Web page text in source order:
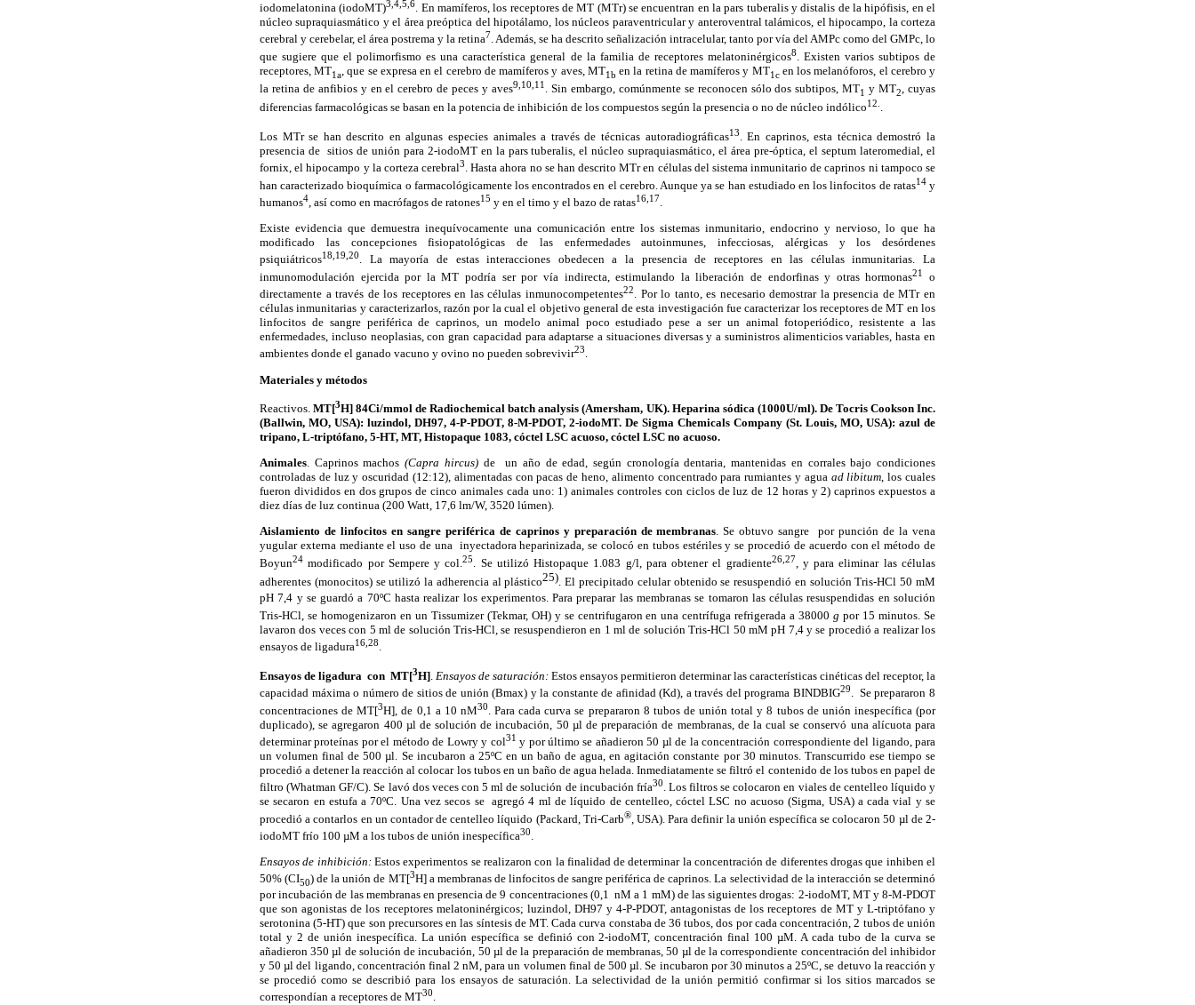
iodomelatonina (iodoMT)3,4,5,6 . En mamíferos, los receptores de MT (MTr) se encuentran en la pars tuberalis y distalis de la hipófisis, en el
núcleo supraquiasmático y el área preóptica del hipotálamo, los núcleos paraventricular y anteroventral talámicos, el hipocampo, la corteza
cerebral y cerebelar, el área postrema y la retina7. Además, se ha descrito señalización intracelular, tanto por vía del AMPc como del GMPc, lo
que sugiere que el polimorfismo es una característica general de la familia de receptores melatoninérgicos8
. Existen varios subtipos de
receptores, MT1a , que se expresa en el cerebro de mamíferos y aves, MT1ben la retina de mamíferos y MT1c en los melanóforos, el cerebro y
la retina de anfibios y en el cerebro de peces y aves9,10,11 . Sin embargo, comúnmente se reconocen sólo dos subtipos, MT1y MT2, cuyas
diferencias farmacológicas se basan en la potencia de inhibición de los compuestos según la presencia o no de núcleo indólico12. .
Los MTr se han descrito en algunas especies animales a través de técnicas autoradiográficas13
. En caprinos, esta técnica demostró la
presencia de sitios de unión para 2-iodoMT en la pars tuberalis, el núcleo supraquiasmático, el área pre-óptica, el septum lateromedial, el
fornix, el hipocampo y la corteza cerebral3. Hasta ahora no se han descrito MTr en células del sistema inmunitario de caprinos ni tampoco se
han caracterizado bioquímica o farmacológicamente los encontrados en el cerebro. Aunque ya se han estudiado en los linfocitos de ratas14y
humanos4 , así como en macrófagos de ratones15 y en el timo y el bazo de ratas16,17
Existe evidencia que demuestra inequívocamente una comunicación entre los sistemas inmunitario, endocrino y nervioso, lo que ha
modificado las concepciones fisiopatológicas de las enfermedades autoinmunes, infecciosas, alérgicas y los desórdenes
psiquiátricos18,19,20. La mayoría de estas interacciones obedecen a la presencia de receptores en las células inmunitarias. La
inmunomodulación ejercida por la MT podría ser por vía indirecta, estimulando la liberación de endorfinas y otras hormonas21
o
directamente a través de los receptores en las células inmunocompetentes22. Por lo tanto, es necesario demostrar la presencia de MTr en
células inmunitarias y caracterizarlos, razón por la cual el objetivo general de esta investigación fue caracterizar los receptores de MT en los
linfocitos de sangre periférica de caprinos, un modelo animal poco estudiado pese a ser un animal fotoperiódico, resistente a las
enfermedades, incluso neoplasias, con gran capacidad para adaptarse a situaciones diversas y a suministros alimenticios variables, hasta en
ambientes donde el ganado vacuno y ovino no pueden sobrevivir23.
Materiales y métodos
Reactivos.MT[3H] 84Ci/mmol de Radiochemical batch analysis (Amersham, UK). Heparina sódica (1000U/ml). De Tocris Cookson Inc.
(Ballwin, MO, USA): luzindol, DH97, 4-P-PDOT, 8-M-PDOT, 2-iodoMT. De Sigma Chemicals Company (St. Louis, MO, USA): azul de
tripano, L-triptófano, 5-HT, MT, Histopaque 1083, cóctel LSC acuoso, cóctel LSC no acuoso.
Animales. Caprinos machos(Capra hircus)de
un año de edad, según cronología dentaria, mantenidas en corrales bajo condiciones
controladas de luz y oscuridad (12:12), alimentadas con pacas de heno, alimento concentrado para rumiantes y agua ad libitum, los cuales
fueron divididos en dos grupos de cinco animales cada uno: 1) animales controles con ciclos de luz de 12 horas y 2) caprinos expuestos a
diez días de luz continua (200 Watt, 17,6 lm/W, 3520 lúmen).
Aislamiento de linfocitos en sangre periférica de caprinos y preparación de membranas. Se obtuvo sangre
por punción de la vena
yugular externa mediante el uso de una inyectadora heparinizada, se colocó en tubos estériles y se procedió de acuerdo con el método de
Boyun24 modificado por Sempere y col.25 . Se utilizó Histopaque 1.083 g/l, para obtener el gradiente26,27
, y para eliminar las células
adherentes (monocitos) se utilizó la adherencia al plástico25). El precipitado celular obtenido se resuspendió en solución Tris-HCl 50 mM
pH 7,4 y se guardó a 70ºC hasta realizar los experimentos. Para preparar las membranas se tomaron las células resuspendidas en solución
Tris-HCl, se homogenizaron en un Tissumizer (Tekmar, OH) y se centrifugaron en una centrífuga refrigerada a 38000g por 15 minutos. Se
lavaron dos veces con 5 ml de solución Tris-HCl, se resuspendieron en 1 ml de solución Tris-HCl 50 mM pH 7,4 y se procedió a realizar los
ensayos de ligadura16,28.
Ensayos de ligadura con MT[3H] Ensayos de saturación: Estos ensayos permitieron determinar las características cinéticas del receptor, la
capacidad máxima o número de sitios de unión (Bmax) y la constante de afinidad (Kd), a través del programa BINDBIG29. Se prepararon 8
concentraciones de MT[3H], de 0,1 a 10 nM30
. Para cada curva se prepararon 8 tubos de unión total y 8 tubos de unión inespecífica (por
duplicado), se agregaron 400 µl de solución de incubación, 50 µl de preparación de membranas, de la cual se conservó una alícuota para
determinar proteínas por el método de Lowry y col31 y por último se añadieron 50 µl de la concentración correspondiente del ligando, para
un volumen final de 500 µl. Se incubaron a 25ºC en un baño de agua, en agitación constante por 30 minutos. Transcurrido ese tiempo se
procedió a detener la reacción al colocar los tubos en un baño de agua helada. Inmediatamente se filtró el contenido de los tubos en papel de
filtro (Whatman GF/C). Se lavó dos veces con 5 ml de solución de incubación fría30. Los filtros se colocaron en viales de centelleo líquido y
se secaron en estufa a 70ºC. Una vez secos se agregó 4 ml de líquido de centelleo, cóctel LSC no acuoso (Sigma, USA) a cada vial y se
procedió a contarlos en un contador de centelleo líquido (Packard, Tri-Carb®, USA). Para definir la unión específica se colocaron 50 µl de 2-
iodoMT frío 100 µM a los tubos de unión inespecífica30
Ensayos de inhibición:Estos experimentos se realizaron con la finalidad de determinar la concentración de diferentes drogas que inhiben el
50% (CI50) de la unión de MT[3H] a membranas de linfocitos de sangre periférica de caprinos. La selectividad de la interacción se determinó
por incubación de las membranas en presencia de 9 concentraciones (0,1 nM a 1 mM) de las siguientes drogas: 2-iodoMT, MT y 8-M-PDOT
que son agonistas de los receptores melatoninérgicos; luzindol, DH97 y 4-P-PDOT, antagonistas de los receptores de MT y L-triptófano y
serotonina (5-HT) que son precursores en las síntesis de MT. Cada curva constaba de 36 tubos, dos por cada concentración, 2 tubos de unión
total y 2 de unión inespecífica. La unión específica se definió con 2-iodoMT, concentración final 100 µM. A cada tubo de la curva se
añadieron 350 µl de solución de incubación, 50 µl de la preparación de membranas, 50 µl de la correspondiente concentración del inhibidor
y 50 µl del ligando, concentración final 2 nM, para un volumen final de 500 µl. Se incubaron por 30 minutos a 25ºC, se detuvo la reacción y
se procedió como se describió para los ensayos de saturación. La selectividad de la unión permitió confirmar si los sitios marcados se
correspondían a receptores de MT30.